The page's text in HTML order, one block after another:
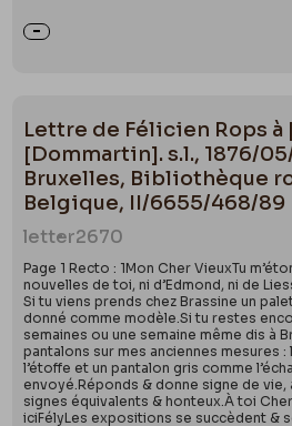
Lettre de Félicien Rops à
[Dommartin]. s.l., 1876/
Bruxelles, Bibliothèque
Belgique, II/6655/468/89
letter2670
Page 1 Recto : 1Mon Cher VieuxTu
nouvelles de toi, ni d’Edmond, ni de
Si tu viens prends chez Brassine un
donné comme modèle.Si tu restes
semaines ou une semaine même dis à
pantalons sur mes anciennes mesures
l’étoffe et un pantalon gris comme
envoyé.Réponds & donne signe de
signes équivalents & honteux.À toi
iciFélyLes expositions se succèdent &